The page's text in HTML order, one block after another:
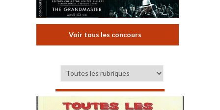
Voir tous les concours